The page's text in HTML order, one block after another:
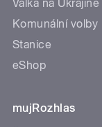
Válka na Ukrajině
Komunální volby
Stanice
eShop
mujRozhlas